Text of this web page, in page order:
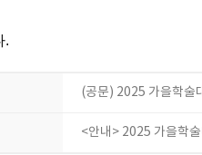
.
(공문) 2025 가을학술
<안내> 2025 가을학